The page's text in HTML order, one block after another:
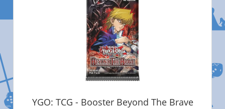
YGO: TCG - Booster Beyond The Brave